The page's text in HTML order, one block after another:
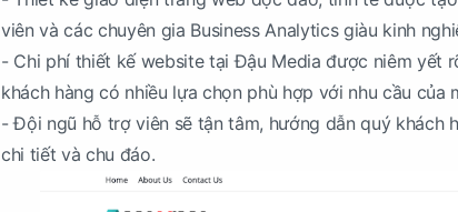
viên và các chuyên gia Business Analytics giàu kinh
- Chi phí thiết kế website tại Đậu Media được niêm yết
khách hàng có nhiều lựa chọn phù hợp với nhu cầu của
- Đội ngũ hỗ trợ viên sẽ tận tâm, hướng dẫn quý khách
chi tiết và chu đáo.